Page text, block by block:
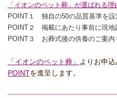
「イオンのペット葬」が選ばれる理
POINT１ 独自の50の品質基準を設
POINT２ 掲載にあたり事前に現地
POINT３ お葬式後の供養のご案内
「イオンのペット葬」 よりお申込
POINTを進呈します。